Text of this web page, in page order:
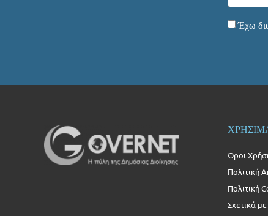
Έχω
Όροι
Πολιτική
Πολιτική
Σχετικά